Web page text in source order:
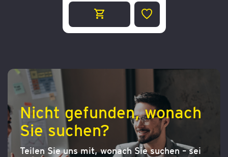
ZUR
Nicht gefunden, wonach
Sie suchen?
Teilen Sie uns mit, wonach Sie suchen – sei